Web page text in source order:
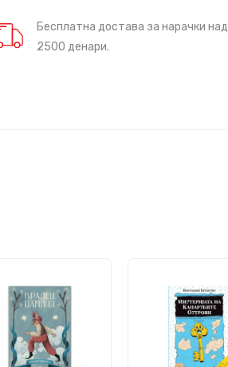
Бесплатна достава за нарачки над
2500 денари.